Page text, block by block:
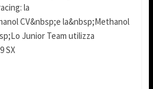
la
CV&nbsp;e la&nbsp;Methanol
Junior Team utilizza
SX